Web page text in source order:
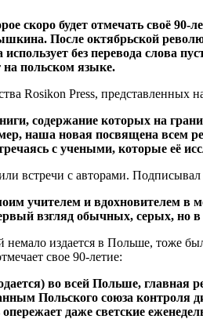
скоро будет отмечать своё
После октябрьской
без перевода слова
на польском языке.
Rosikon Press, представленных
содержание которых на
наша новая посвящена всем
с учеными, которые её
встречи с авторами.
учителем и вдохновителем в
взгляд обычных, серых, но
немало издается в Польше, тоже
свое 90-летие:
во всей Польше, главная
Польского союза контроля
даже светские